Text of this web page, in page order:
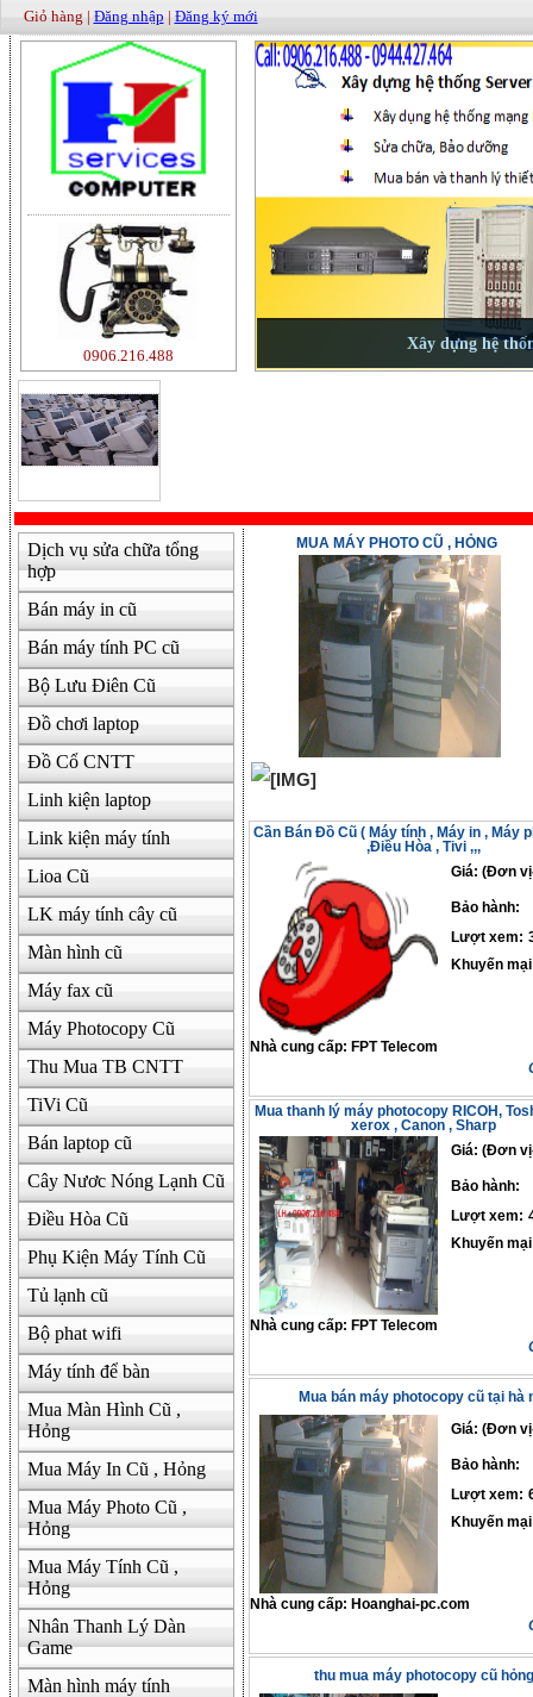
Giỏ hàng | Đăng nhập | Đăng ký mới
0906.216.488
Dịch vụ sửa chữa tổng
hợp
Bán máy in cũ
Bán máy tính PC cũ
Bộ Lưu Điên Cũ
Đồ chơi laptop
Đồ Cổ CNTT
Linh kiện laptop
Link kiện máy tính
Lioa Cũ
LK máy tính cây cũ
Màn hình cũ
Máy fax cũ
Máy Photocopy Cũ
Thu Mua TB CNTT
TiVi Cũ
Bán laptop cũ
Cây Nươc Nóng Lạnh Cũ
Điều Hòa Cũ
Phụ Kiện Máy Tính Cũ
Tủ lạnh cũ
Bộ phat wifi
Máy tính để bàn
Mua Màn Hình Cũ ,
Hỏng
Mua Máy In Cũ , Hỏng
Mua Máy Photo Cũ ,
Hỏng
Mua Máy Tính Cũ ,
Hỏng
Nhân Thanh Lý Dàn
Game
Màn hình máy tính
MUA MÁY PHOTO CŨ , HỎNG
Cần Bán Đồ Cũ ( Máy tính , Máy in , Máy
,Điều Hòa , Tivi ,,,
Giá: (Đơn
Bảo hành:
Lượt xem:
Khuyến
Nhà cung cấp: FPT Telecom
Mua thanh lý máy photocopy RICOH,
xerox , Canon , Sharp
Giá: (Đơn
Bảo hành:
Lượt xem:
Khuyến
Nhà cung cấp: FPT Telecom
Mua bán máy photocopy cũ tại hà
Giá: (Đơn
Bảo hành:
Lượt xem:
Khuyến
Nhà cung cấp: Hoanghai-pc.com
thu mua máy photocopy cũ hỏng